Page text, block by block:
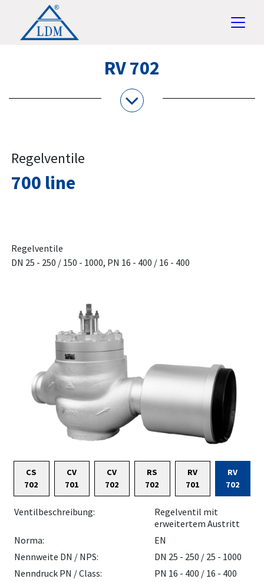
RV 702
Regelventile
700 line
Regelventile
DN 25 - 250 / 150 - 1000, PN 16 - 400 / 16 - 400
CS
702
CV
701
CV
702
RS
702
RV
701
RV
702
Ventilbeschreibung:
Regelventil mit
erweitertem Austritt
Norma:
EN
Nennweite DN / NPS:
DN 25 - 250 / 25 - 1000
Nenndruck PN / Class:
PN 16 - 400 / 16 - 400